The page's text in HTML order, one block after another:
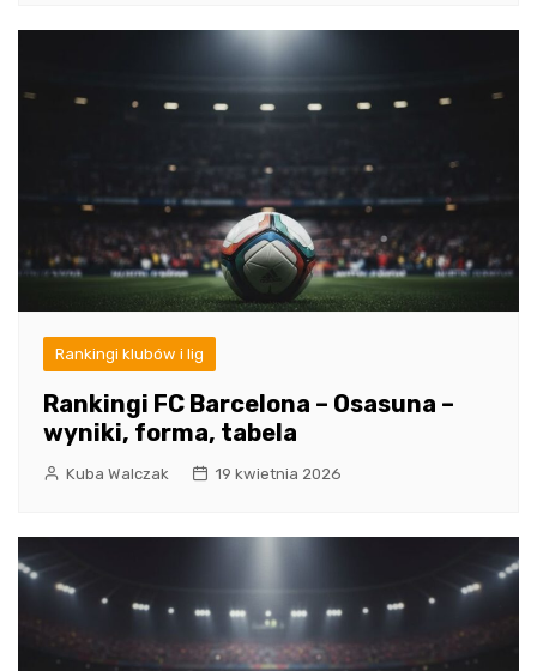
Rankingi klubów i lig
Rankingi FC Barcelona – Osasuna –
wyniki, forma, tabela
Kuba Walczak 19 kwietnia 2026